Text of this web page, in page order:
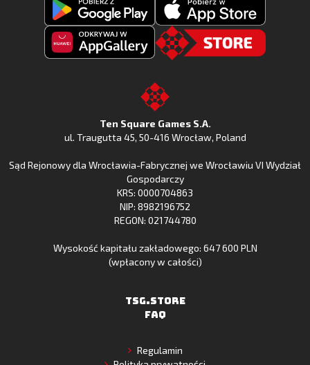
Pobierz
Fishing
Pobierz
Fishing
z
Apple
Store
Huawei
Gallery
to
the
Ten Square Games S.A.
ul. Traugutta 45, 50-416 Wrocław, Poland
Sąd Rejonowy dla Wrocławia-Fabrycznej we Wrocławiu VI Wydział
Gospodarczy
KRS: 0000704863
NIP: 8982196752
REGON: 021744780
Wysokość kapitału zakładowego: 647 600 PLN
(wpłacony w całości)
TSG.STORE
FAQ
Regulamin